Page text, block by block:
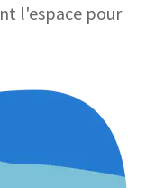
l'espace pour